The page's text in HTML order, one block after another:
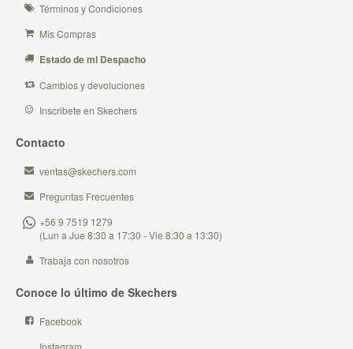
Términos y Condiciones
Mis Compras
Estado de mi Despacho
Cambios y devoluciones
Inscribete en Skechers
Contacto
ventas@skechers.com
Preguntas Frecuentes
+56 9 7519 1279
(Lun a Jue 8:30 a 17:30 - Vie 8:30 a 13:30)
Trabaja con nosotros
Conoce lo último de Skechers
Facebook
Instagram